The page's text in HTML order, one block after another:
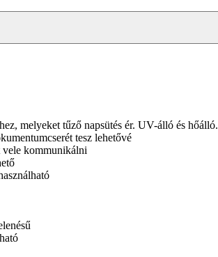
melyeket tűző napsütés ér. UV-álló és hőálló.
tesz lehetővé
kommunikálni